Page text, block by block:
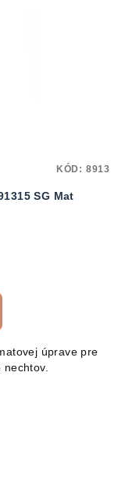
SG Mat
úprave pre
KÓD: 8913